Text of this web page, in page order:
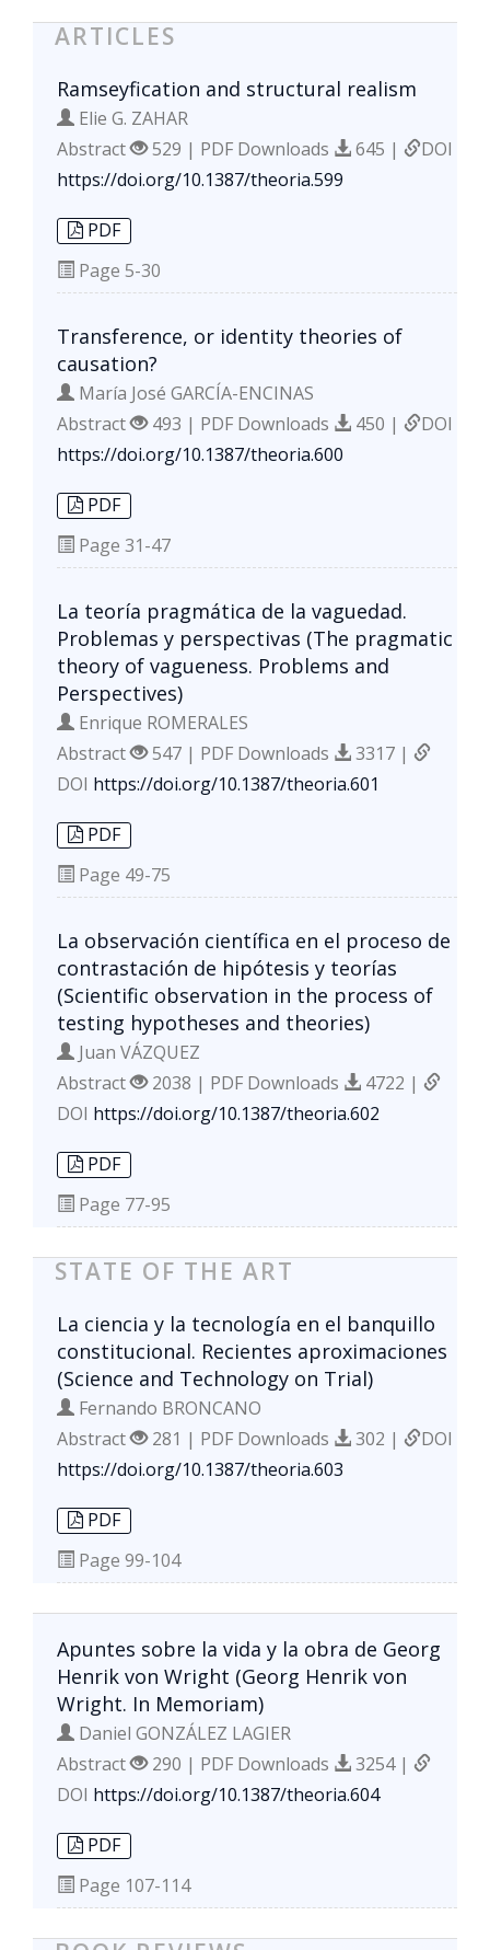
ARTICLES
Ramseyfication and structural realism
Elie G. ZAHAR
Abstract
529 | PDF Downloads 645 |
DOI
https://doi.org/10.1387/theoria.599
PDF
Page 5-30
Transference, or identity theories of
causation?
María José GARCÍA-ENCINAS
Abstract
493 | PDF Downloads 450 |
DOI
https://doi.org/10.1387/theoria.600
PDF
Page 31-47
La teoría pragmática de la vaguedad.
Problemas y perspectivas (The pragmatic
theory of vagueness. Problems and
Perspectives)
Enrique ROMERALES
Abstract
547 | PDF Downloads
3317 |
DOI https://doi.org/10.1387/theoria.601
PDF
Page 49-75
La observación científica en el proceso de
contrastación de hipótesis y teorías
(Scientific observation in the process of
testing hypotheses and theories)
Juan VÁZQUEZ
Abstract
2038 | PDF Downloads
4722 |
DOI https://doi.org/10.1387/theoria.602
PDF
Page 77-95
STATE OF THE ART
La ciencia y la tecnología en el banquillo
constitucional. Recientes aproximaciones
(Science and Technology on Trial)
Fernando BRONCANO
Abstract
281 | PDF Downloads 302 |
DOI
https://doi.org/10.1387/theoria.603
PDF
Page 99-104
Apuntes sobre la vida y la obra de Georg
Henrik von Wright (Georg Henrik von
Wright. In Memoriam)
Daniel GONZÁLEZ LAGIER
Abstract
290 | PDF Downloads
3254 |
DOI https://doi.org/10.1387/theoria.604
PDF
Page 107-114